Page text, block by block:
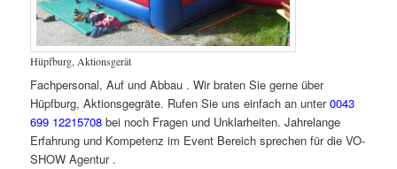
Hüpfburg, Aktionsgerät
Fachpersonal, Auf und Abbau . Wir braten Sie gerne über
Hüpfburg, Aktionsgegräte. Rufen Sie uns einfach an unter0043
699 12215708 bei noch Fragen und Unklarheiten. Jahrelange
Erfahrung und Kompetenz im Event Bereich sprechen für die VO-
SHOW Agentur .